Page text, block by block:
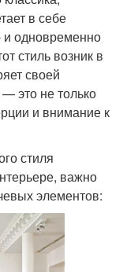
в себе
и одновременно
стиль возник в
своей
это не только
и внимание к
стиля
важно
элементов: